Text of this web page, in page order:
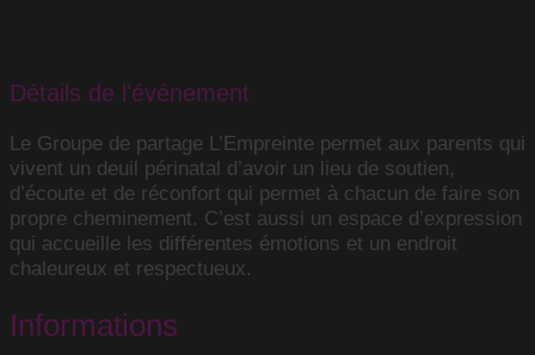
Détails de l'événement
Le Groupe de partage L’Empreinte permet aux parents qui
vivent un deuil périnatal d’avoir un lieu de soutien,
d’écoute et de réconfort qui permet à chacun de faire son
propre cheminement. C’est aussi un espace d’expression
qui accueille les différentes émotions et un endroit
chaleureux et respectueux.
Informations